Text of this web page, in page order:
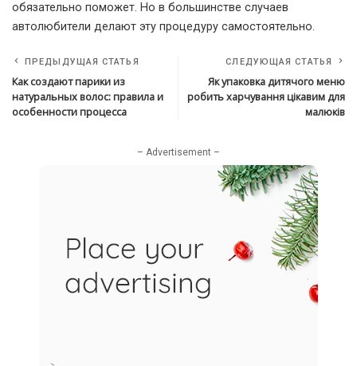
обязательно поможет. Но в большинстве случаев
автолюбители делают эту процедуру самостоятельно.
ПРЕДЫДУЩАЯ СТАТЬЯ
Как создают парики из
натуральных волос: правила и
особенности процесса
СЛЕДУЮЩАЯ СТАТЬЯ
Як упаковка дитячого меню
робить харчування цікавим для
малюків
– Advertisement –